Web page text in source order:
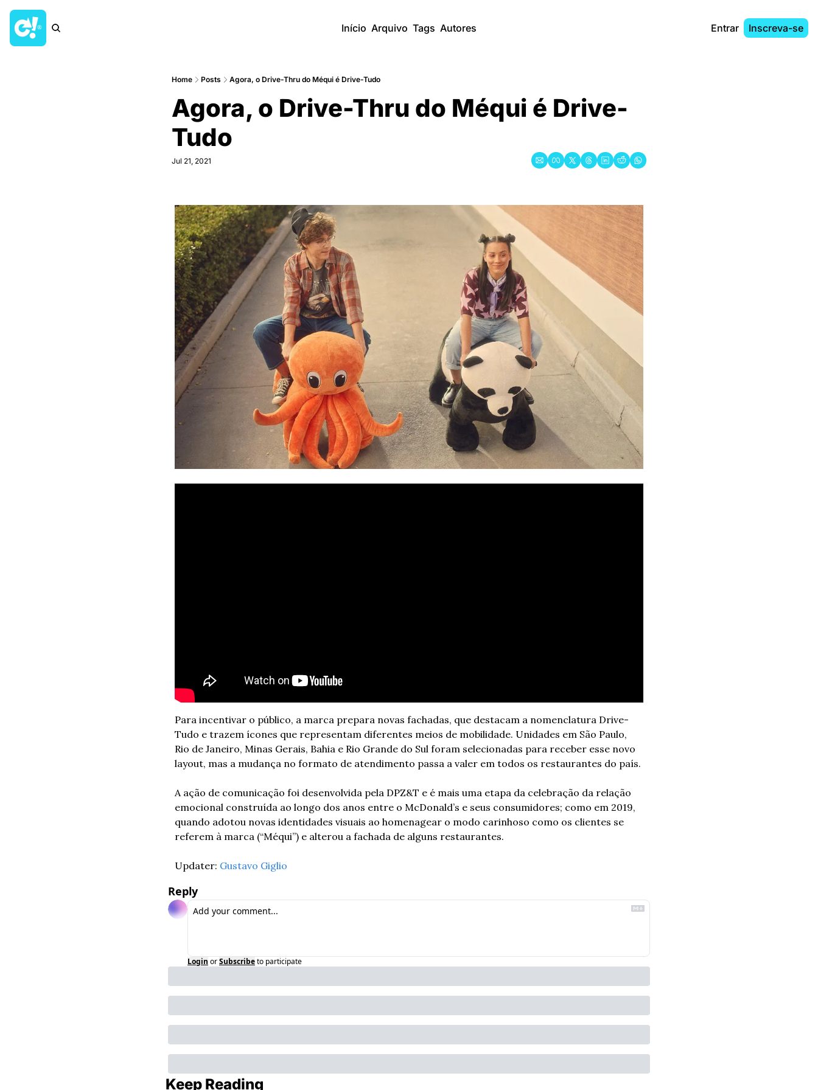
Início Arquivo Tags Autores Entrar Inscreva-se
Home Posts Agora, o Drive-Thru do Méqui é Drive-Tudo
Agora, o Drive-Thru do Méqui é Drive-
Tudo
Jul 21, 2021
Para incentivar o público, a marca prepara novas fachadas, que destacam a nomenclatura Drive-
Tudo e trazem ícones que representam diferentes meios de mobilidade. Unidades em São Paulo,
Rio de Janeiro, Minas Gerais, Bahia e Rio Grande do Sul foram selecionadas para receber esse novo
layout, mas a mudança no formato de atendimento passa a valer em todos os restaurantes do país.
A ação de comunicação foi desenvolvida pela DPZ&T e é mais uma etapa da celebração da relação
emocional construída ao longo dos anos entre o McDonald’s e seus consumidores; como em 2019,
quando adotou novas identidades visuais ao homenagear o modo carinhoso como os clientes se
referem à marca (“Méqui”) e alterou a fachada de alguns restaurantes.
Updater: Gustavo Giglio
Reply
Login orSubscribeto participate
Keep Reading